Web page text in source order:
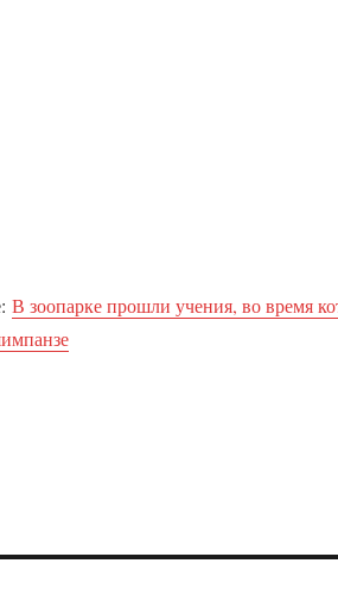
В зоопарке прошли учения, во время